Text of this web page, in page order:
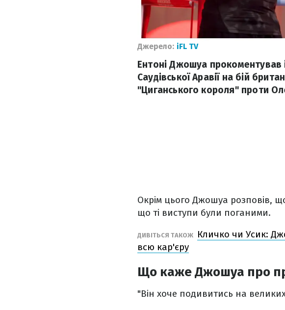
Джерело: iFL TV
Ентоні Джошуа
Саудівської Аравії на бій
"Циганського короля" проти
Окрім цього Джошуа розповів,
що ті виступи були поганими.
ДИВІТЬСЯ ТАКОЖ
Кличко чи Усик:
всю кар'єру
Що каже Джошуа про
"Він хоче подивитись на